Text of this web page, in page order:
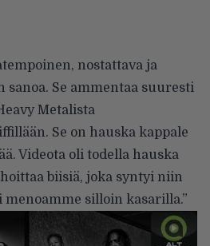
nostattava ja
sanoa. Se ammentaa suuresti
Metalista
Se on hauska kappale
Videota oli todella hauska
biisiä, joka syntyi niin
silloin kasarilla.”